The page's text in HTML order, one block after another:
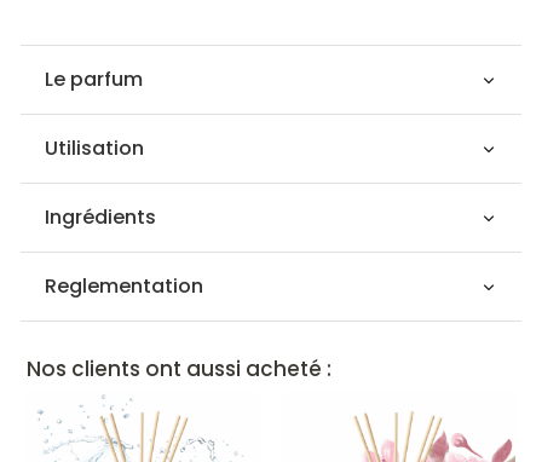
Le parfum
Utilisation
Ingrédients
Reglementation
Nos clients ont aussi acheté :